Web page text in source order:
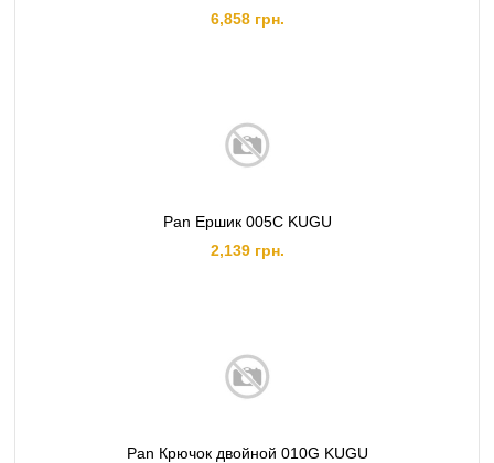
6,858 грн.
Pan Ершик 005C KUGU
2,139 грн.
Pan Крючок двойной 010G KUGU